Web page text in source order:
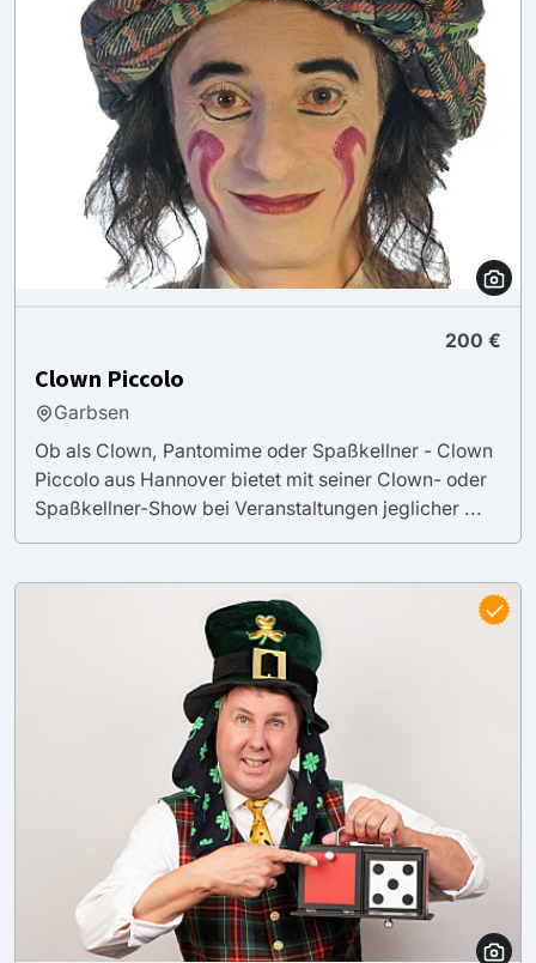
200 €
Clown Piccolo
Garbsen
Ob als Clown, Pantomime oder Spaßkellner - Clown
Piccolo aus Hannover bietet mit seiner Clown- oder
Spaßkellner-Show bei Veranstaltungen jeglicher ...